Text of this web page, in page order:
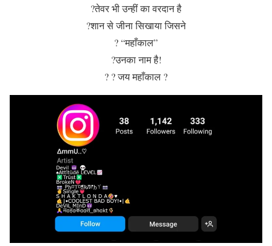
?तेवर भी उन्हीं का वरदान है
?शान से जीना सिखाया जिसने
? “महाँकाल”
?उनका नाम है!
? ? जय महाँकाल ?